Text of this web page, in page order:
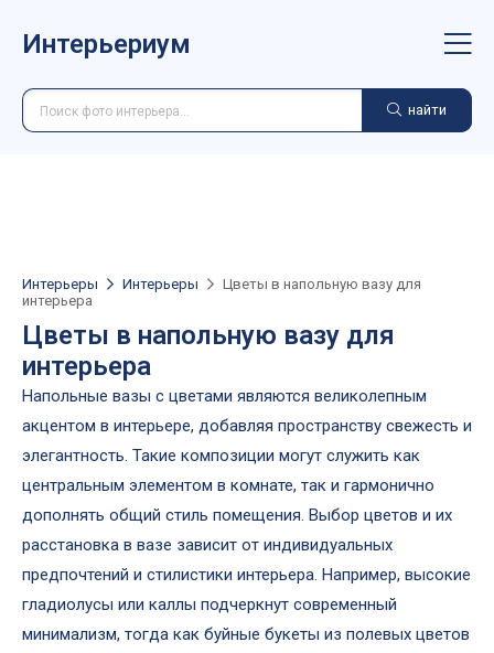
Интерьериум
найти
Интерьеры Интерьеры
Цветы в напольную вазу для
интерьера
Цветы в напольную вазу для
интерьера
Напольные вазы с цветами являются великолепным
акцентом в интерьере, добавляя пространству свежесть и
элегантность. Такие композиции могут служить как
центральным элементом в комнате, так и гармонично
дополнять общий стиль помещения. Выбор цветов и их
расстановка в вазе зависит от индивидуальных
предпочтений и стилистики интерьера. Например, высокие
гладиолусы или каллы подчеркнут современный
минимализм, тогда как буйные букеты из полевых цветов